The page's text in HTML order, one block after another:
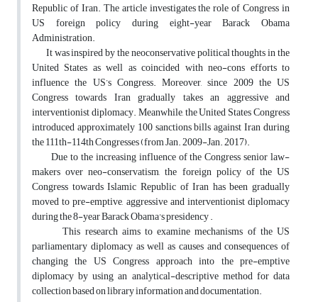
Republic of Iran. The article investigates the role of Congress in
US foreign policy during eight-year Barack Obama
Administration.
It was inspired by the neoconservative political thoughts in the
United States as well as coincided with neo-cons efforts to
influence the US’s Congress. Moreover, since 2009 the US
Congress towards Iran gradually takes an aggressive and
interventionist diplomacy. Meanwhile, the United States Congress
introduced approximately 100 sanctions bills against Iran during
the 111th-114th Congresses (from Jan. 2009-Jan. 2017).
Due to the increasing influence of the Congress senior law-
makers over neo-conservatism, the foreign policy of the US
Congress towards Islamic Republic of Iran has been gradually
moved to pre-emptive, aggressive and interventionist diplomacy
during the 8-year Barack Obama's presidency .
This research aims to examine mechanisms of the US
parliamentary diplomacy as well as causes and consequences of
changing the US Congress approach into the pre-emptive
diplomacy by using an analytical-descriptive method for data
collection based on library information and documentation.